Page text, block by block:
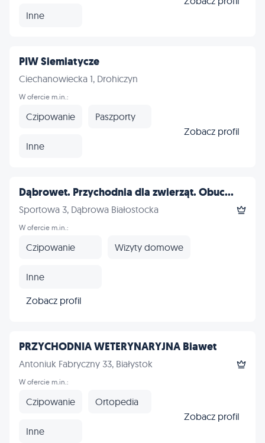
Inne
PIW Siemiatycze
Ciechanowiecka 1, Drohiczyn
W ofercie m.in.:
Czipowanie Paszporty
Inne
Zobacz profil
Dąbrowet. Przychodnia dla zwierząt. Obuc...
Sportowa 3, Dąbrowa Białostocka
W ofercie m.in.:
Czipowanie Wizyty domowe
Inne
Zobacz profil
PRZYCHODNIA WETERYNARYJNA Biawet
Antoniuk Fabryczny 33, Białystok
W ofercie m.in.:
Czipowanie Ortopedia
Inne
Zobacz profil